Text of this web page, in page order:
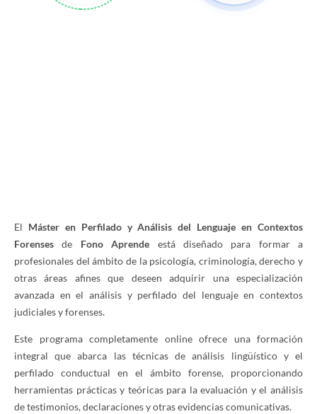
El Máster en Perfilado y Análisis del Lenguaje en Contextos
Forenses de Fono Aprende está diseñado para formar a
profesionales del ámbito de la psicología, criminología, derecho y
otras áreas afines que deseen adquirir una especialización
avanzada en el análisis y perfilado del lenguaje en contextos
judiciales y forenses.
Este programa completamente online ofrece una formación
integral que abarca las técnicas de análisis lingüístico y el
perfilado conductual en el ámbito forense, proporcionando
herramientas prácticas y teóricas para la evaluación y el análisis
de testimonios, declaraciones y otras evidencias comunicativas.